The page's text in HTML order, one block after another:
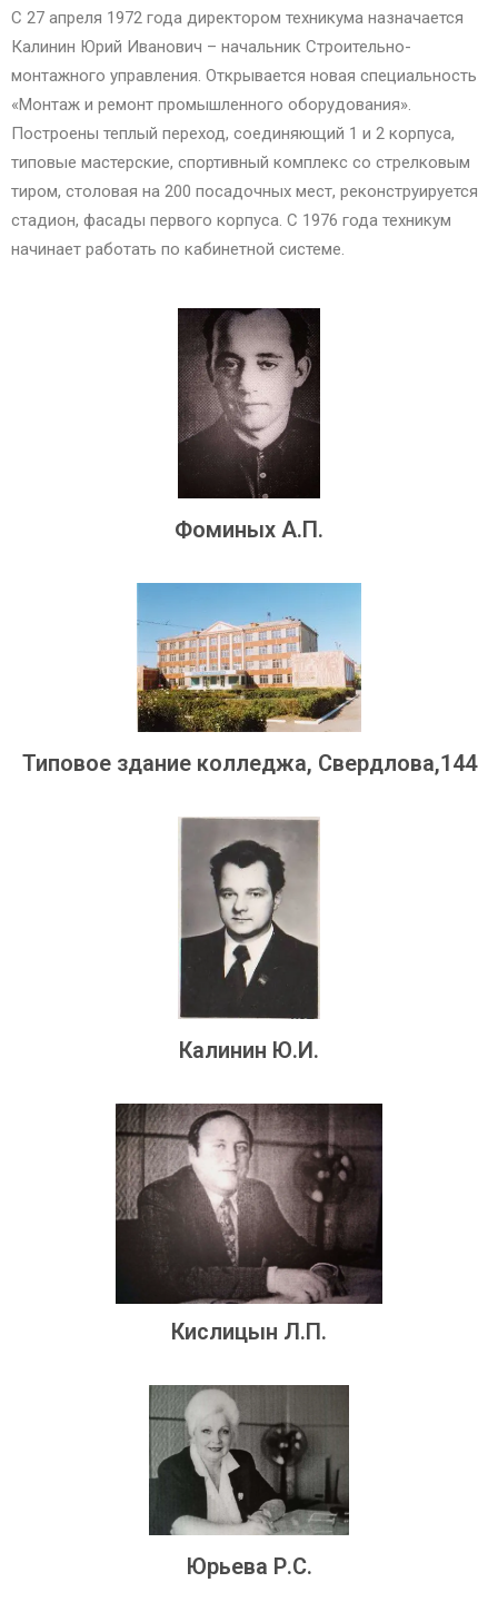
С 27 апреля 1972 года директором техникума назначается
Калинин Юрий Иванович – начальник Строительно-
монтажного управления. Открывается новая специальность
«Монтаж и ремонт промышленного оборудования».
Построены теплый переход, соединяющий 1 и 2 корпуса,
типовые мастерские, спортивный комплекс со стрелковым
тиром, столовая на 200 посадочных мест, реконструируется
стадион, фасады первого корпуса. С 1976 года техникум
начинает работать по кабинетной системе.
Фоминых А.П.
Типовое здание колледжа, Свердлова,144
Калинин Ю.И.
Кислицын Л.П.
Юрьева Р.С.